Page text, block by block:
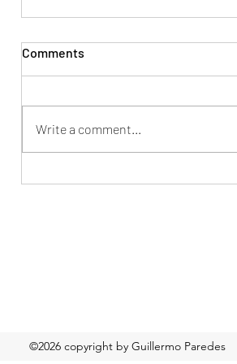
Mentor en tu nueva pega
Comments
Write a comment...
©2026 copyright by Guillermo Paredes